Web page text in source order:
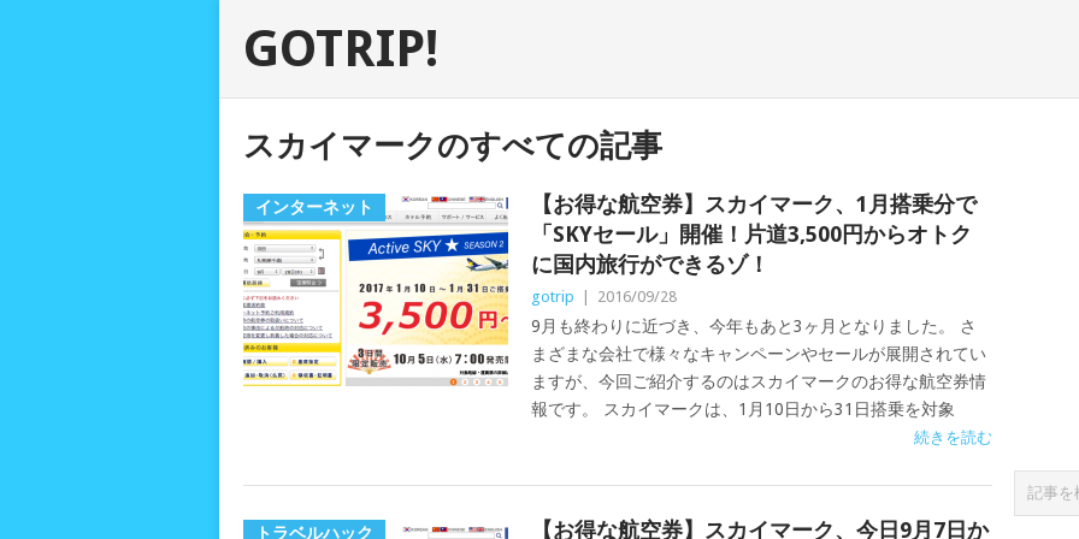
GOTRIP!
スカイマークのすべての記事
インターネット
【お得な航空券】スカイマーク、1月搭乗分で
「SKYセール」開催！片道3,500円からオトク
に国内旅行ができるゾ！
gotrip 2016/09/28
9月も終わりに近づき、今年もあと3ヶ月となりました。 さ
まざまな会社で様々なキャンペーンやセールが展開されてい
ますが、今回ご紹介するのはスカイマークのお得な航空券情
報です。 スカイマークは、1月10日から31日搭乗を対象
続きを読む
トラベルハック 【お得な航空券】スカイマーク、今日9月7日か